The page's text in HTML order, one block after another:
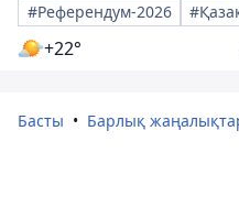
#Референдум-2026
+22°
Басты Барлық